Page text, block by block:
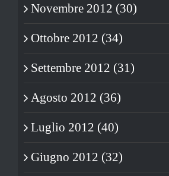
Novembre 2012 (30)
Ottobre 2012 (34)
Settembre 2012 (31)
Agosto 2012 (36)
Luglio 2012 (40)
Giugno 2012 (32)